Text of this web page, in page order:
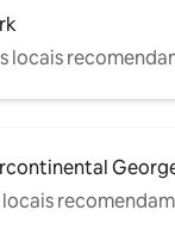
locais
recomendam